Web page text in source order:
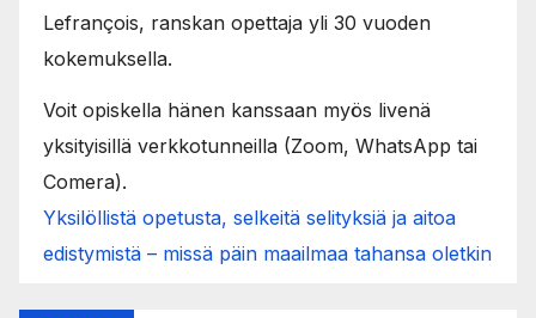
Lefrançois, ranskan opettaja yli 30 vuoden
kokemuksella.
Voit opiskella hänen kanssaan myös livenä
yksityisillä verkkotunneilla (Zoom, WhatsApp tai
Comera).
Yksilöllistä opetusta, selkeitä selityksiä ja aitoa
edistymistä – missä päin maailmaa tahansa oletkin